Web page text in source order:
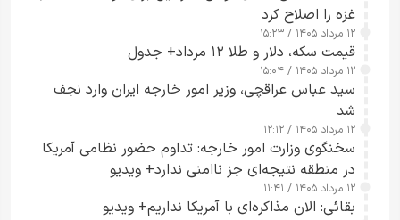
غزه را اصلاح کرد
۱۲ مرداد ۱۴۰۵ / ۱۵:۲۳
قیمت سکه، دلار و طلا ۱۲ مرداد+ جدول
۱۲ مرداد ۱۴۰۵ / ۱۵:۰۴
سید عباس عراقچی، وزیر امور خارجه ایران وارد نجف
شد
۱۲ مرداد ۱۴۰۵ / ۱۲:۱۲
سخنگوی وزارت امور خارجه: تداوم حضور نظامی آمریکا
در منطقه نتیجه‌ای جز ناامنی ندارد+ ویدیو
۱۲ مرداد ۱۴۰۵ / ۱۱:۴۱
بقائی: الان مذاکره‌ای با آمریکا نداریم+ ویدیو